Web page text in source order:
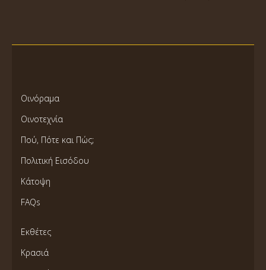
Οινόραμα
Οινοτεχνία
Πού, Πότε και Πώς;
Πολιτική Εισόδου
Κάτοψη
FAQs
Εκθέτες
Κρασιά